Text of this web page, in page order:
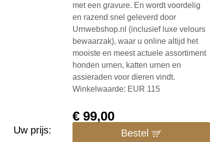
met een gravure. En wordt voordelig
en razend snel geleverd door
Urnwebshop.nl (inclusief luxe velours
bewaarzak), waar u online altijd het
mooiste en meest actuele assortiment
honden urnen, katten urnen en
assieraden voor dieren vindt.
Winkelwaarde: EUR 115
Uw prijs:
€ 99,00
Bestel